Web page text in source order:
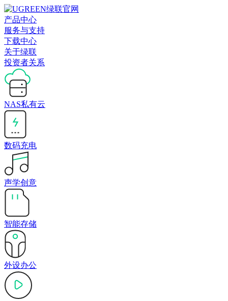
产品中心
服务与支持
下载中心
关于绿联
投资者关系
NAS私有云
数码充电
声学创意
智能存储
外设办公